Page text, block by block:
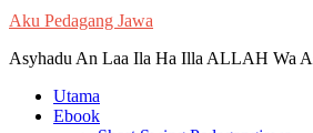
Aku Pedagang Jawa
Asyhadu An Laa Ila Ha Illa ALLAH Wa
Utama
Ebook